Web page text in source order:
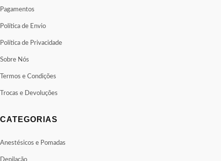
Pagamentos
Política de Envio
Política de Privacidade
Sobre Nós
Termos e Condições
Trocas e Devoluções
CATEGORIAS
Anestésicos e Pomadas